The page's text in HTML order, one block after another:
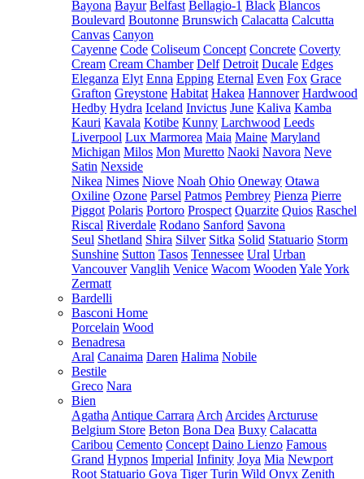
Bayona Bayur Belfast Bellagio-1 Black Blancos
Boulevard Boutonne Brunswich Calacatta Calcutta
Canvas Canyon
Cayenne Code Coliseum Concept Concrete Coverty
Cream Cream Chamber Delf Detroit Ducale Edges
Eleganza Elyt Enna Epping Eternal Even Fox Grace
Grafton Greystone Habitat Hakea Hannover Hardwood
Hedby Hydra Iceland Invictus June Kaliva Kamba
Kauri Kavala Kotibe Kunny Larchwood Leeds
Liverpool Lux Marmorea Maia Maine Maryland
Michigan Milos Mon Muretto Naoki Navora Neve
Satin Nexside
Nikea Nimes Niove Noah Ohio Oneway Otawa
Oxiline Ozone Parsel Patmos Pembrey Pienza Pierre
Piggot Polaris Portoro Prospect Quarzite Quios Raschel
Riscal Riverdale Rodano Sanford Savona
Seul Shetland Shira Silver Sitka Solid Statuario Storm
Sunshine Sutton Tasos Tennessee Ural Urban
Vancouver Vanglih Venice Wacom Wooden YaleYork
Zermatt
Bardelli
Basconi Home
Porcelain Wood
Benadresa
Aral Canaima Daren Halima Nobile
Bestile
Greco Nara
Bien
Agatha Antique Carrara Arch Arcides Arcturuse
Belgium Store Beton Bona Dea Buxy Calacatta
Caribou Cemento Concept Daino Lienzo Famous
Grand Hypnos Imperial Infinity Joya Mia Newport
Root Statuario Goya Tiger Turin Wild Onyx Zenith